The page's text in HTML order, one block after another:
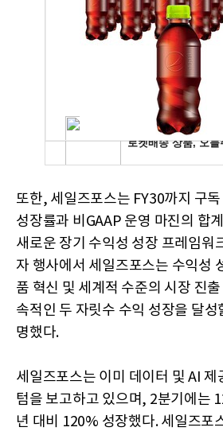
또한, 세일즈포스는 FY30까지 구
성장률과 비GAAP 운영 마진의 합
새로운 장기 수익성 성장 프레임워
자 행사에서 세일즈포스는 수익성
품 혁신 및 세계적 수준의 시장 진
속적인 두 자릿수 수익 성장을 달성
명했다.
세일즈포스는 이미 데이터 및 AI 제
텀을 보고하고 있으며, 2분기에는
년 대비 120% 성장했다. 세일즈포